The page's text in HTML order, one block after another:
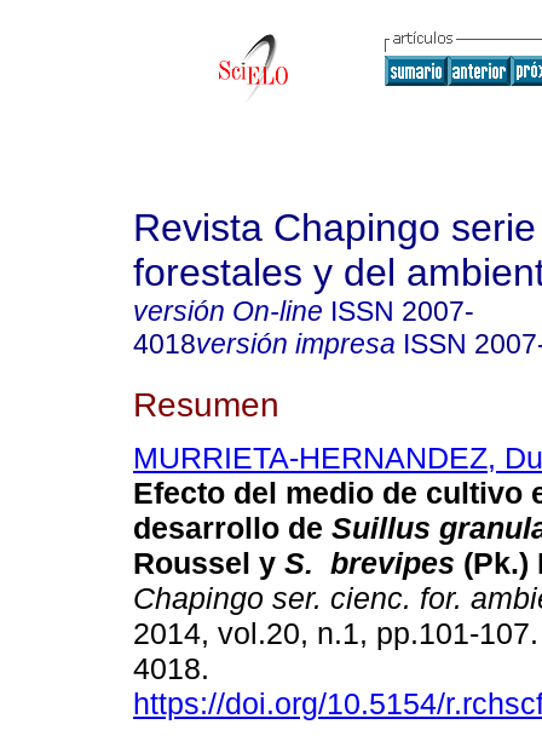
Revista Chapingo
forestales y del
versión On-line ISSN 2007-
4018versión impresa ISSN
Resumen
MURRIETA-HERNANDEZ,
Efecto del medio de cultivo
desarrollo de Suillus
Roussel y S. brevipes (Pk.)
Chapingo ser. cienc. for.
2014, vol.20, n.1, pp.101-
4018.
https://doi.org/10.5154/